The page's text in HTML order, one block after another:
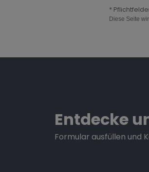
*
Diese Seite
Entdecke
Formular ausfüllen und